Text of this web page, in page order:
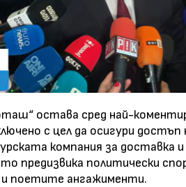
остава сред най-
с цел да осигури достъп
компания за доставка и
предизвика политически
поетите ангажименти.